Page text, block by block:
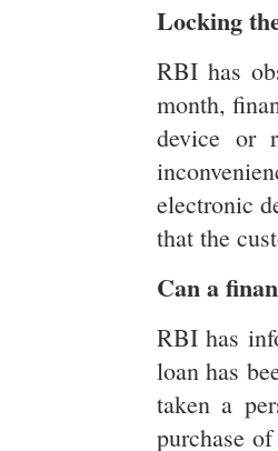
Locking
RBI has
month,
device or
electronic
that the
Can a
RBI has
loan has
taken a
purchase